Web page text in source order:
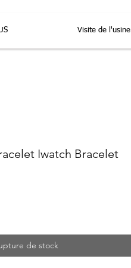
Visite de l'usine
Iwatch Bracelet
de stock